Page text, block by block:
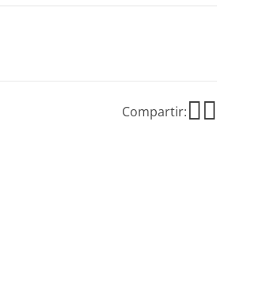
Compartir: